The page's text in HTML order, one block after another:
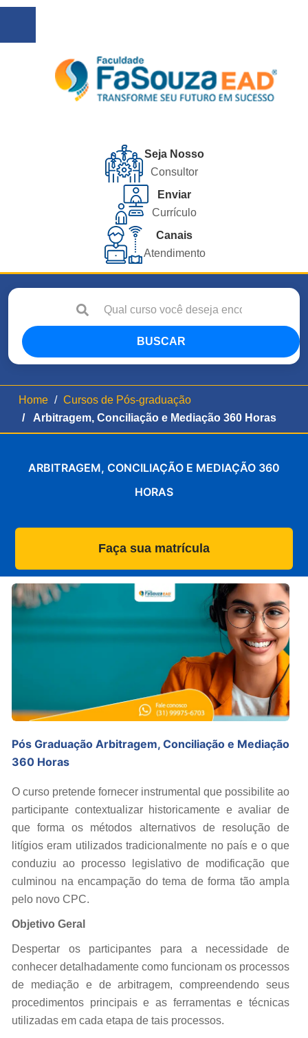
Seja Nosso
Consultor
Enviar
Currículo
Canais
Atendimento
BUSCAR
Home
Cursos de Pós-graduação
Arbitragem, Conciliação e Mediação 360 Horas
ARBITRAGEM, CONCILIAÇÃO E MEDIAÇÃO 360
HORAS
Faça sua matrícula
Pós Graduação Arbitragem, Conciliação e Mediação
360 Horas
O curso pretende fornecer instrumental que possibilite ao
participante contextualizar historicamente e avaliar de
que forma os métodos alternativos de resolução de
litígios eram utilizados tradicionalmente no país e o que
conduziu ao processo legislativo de modificação que
culminou na encampação do tema de forma tão ampla
pelo novo CPC.
Objetivo Geral
Despertar os participantes para a necessidade de
conhecer detalhadamente como funcionam os processos
de mediação e de arbitragem, compreendendo seus
procedimentos principais e as ferramentas e técnicas
utilizadas em cada etapa de tais processos.